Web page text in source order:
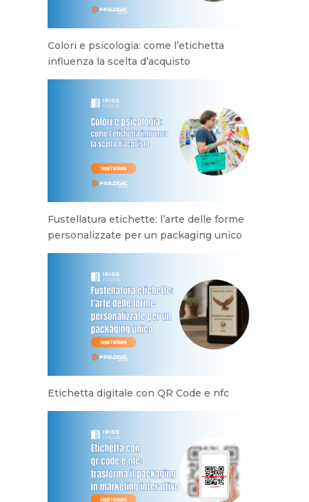
Colori e psicologia: come l’etichetta
influenza la scelta d’acquisto
Fustellatura etichette: l’arte delle forme
personalizzate per un packaging unico
Etichetta digitale con QR Code e nfc